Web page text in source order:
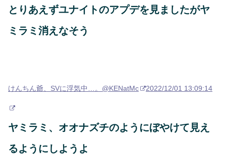
とりあえずユナイトのアプデを見ましたがヤ
ミラミ消えなそう
けんちん爺、SVに浮気中…。 @KENatMc 2022/12/01 13:09:14
ヤミラミ、オオナズチのようにぼやけて見え
るようにしようよ